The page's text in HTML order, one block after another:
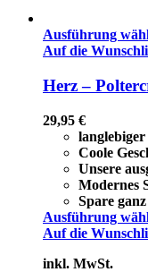
Ausführung
Auf die
Herz –
29,95 €
Coole
Unsere
Modernes
Spare
Ausführung
Auf die
inkl. MwSt.